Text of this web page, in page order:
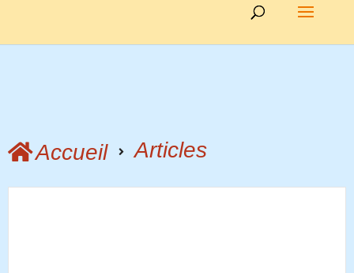
Accueil Articles